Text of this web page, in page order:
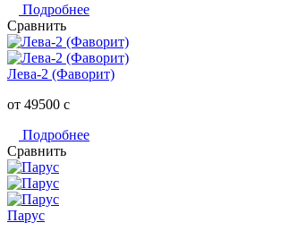
Подробнее
Сравнить
Лева-2 (Фаворит)
от 49500 c
Подробнее
Сравнить
Парус